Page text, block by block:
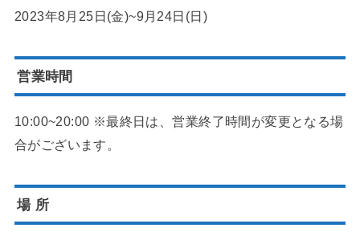
2023年8月25日(金)~9月24日(日)
営業時間
10:00~20:00 ※最終日は、営業終了時間が変更となる場
合がございます。
場 所